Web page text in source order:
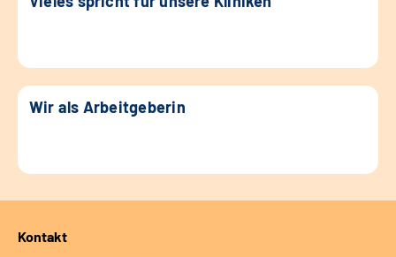
Wir als Arbeitgeberin
Kontakt